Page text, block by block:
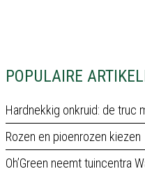
POPULAIRE
Hardnekkig onkruid: de truc
Rozen en pioenrozen kiezen
Oh’Green neemt tuincentra